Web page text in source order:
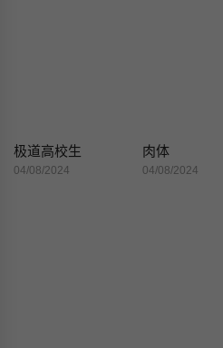
极道高校生
04/08/2024
肉体
04/08/2024